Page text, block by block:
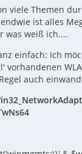
viele Themen
ist alles
was weiß ich....
einfach: Ich
vorhandenen
auch